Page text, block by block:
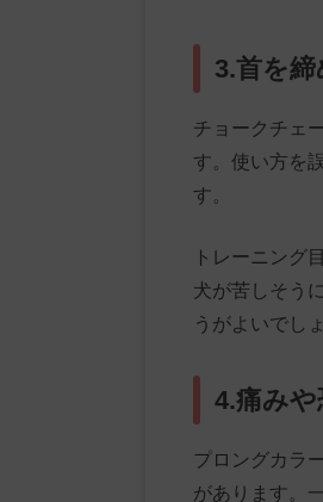
3.首を
チョークチェ
す。使い方を
す。
トレーニング
犬が苦しそう
うがよいでし
4.痛み
プロングカラ
があります。